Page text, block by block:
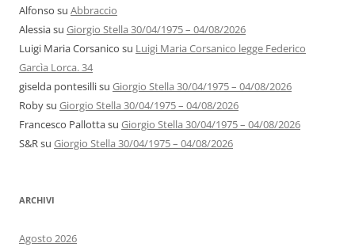
Alfonso su Abbraccio
Alessiasu Giorgio Stella 30/04/1975 – 04/08/2026
Luigi Maria Corsanico su Luigi Maria Corsanico legge Federico
Garcìa Lorca. 34
giselda pontesillisu Giorgio Stella 30/04/1975 – 04/08/2026
Robysu Giorgio Stella 30/04/1975 – 04/08/2026
Francesco Pallottasu Giorgio Stella 30/04/1975 – 04/08/2026
S&Rsu Giorgio Stella 30/04/1975 – 04/08/2026
ARCHIVI
Agosto 2026